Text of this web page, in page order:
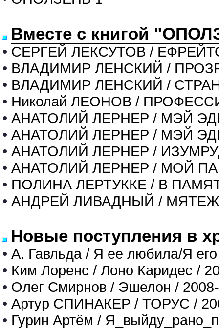
Вместе с книгой
• СЕРГЕЙ ЛЕКСУТОВ /
• ВЛАДИМИР ЛЕНСКИЙ /
• ВЛАДИМИР ЛЕНСКИЙ /
• Николай ЛЕОНОВ /
• АНАТОЛИЙ ЛЕРНЕР / МЭЙ
• АНАТОЛИЙ ЛЕРНЕР / МЭЙ
• АНАТОЛИЙ ЛЕРНЕР /
• АНАТОЛИЙ ЛЕРНЕР / МОЙ
• ПОЛИНА ЛЕРТУККЕ / В
• АНДРЕЙ ЛИВАДНЫЙ /
Новые поступления в
• А. Гавльда / Я ее любила/Я
• Ким Лоренс / Лоно Каридес /
• Олег Смирнов / Эшелон /
• Артур СПИНАКЕР / ТОРУС /
• Гурин Артём /